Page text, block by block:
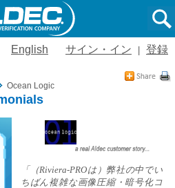
English サイン・イン 登録
Ocean Logic
「（Riviera-PROは）弊社の中でい
ちばん複雑な画像圧縮・暗号化コ